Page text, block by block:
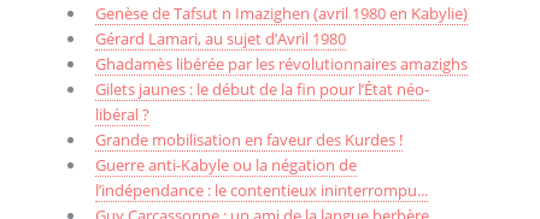
Genèse de Tafsut n Imazighen (avril 1980 en Kabylie)
Gérard Lamari, au sujet d’Avril 1980
Ghadamès libérée par les révolutionnaires amazighs
Gilets jaunes : le début de la fin pour l’État néo-
libéral ?
Grande mobilisation en faveur des Kurdes !
Guerre anti-Kabyle ou la négation de
l’indépendance : le contentieux ininterrompu...